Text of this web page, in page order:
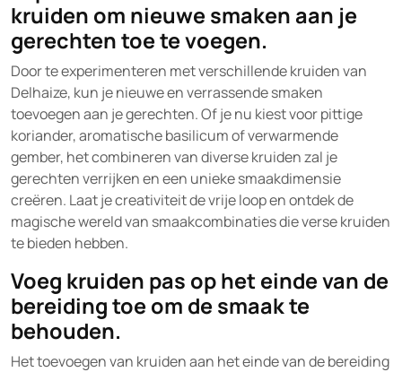
kruiden om nieuwe smaken aan je
gerechten toe te voegen.
Door te experimenteren met verschillende kruiden van
Delhaize, kun je nieuwe en verrassende smaken
toevoegen aan je gerechten. Of je nu kiest voor pittige
koriander, aromatische basilicum of verwarmende
gember, het combineren van diverse kruiden zal je
gerechten verrijken en een unieke smaakdimensie
creëren. Laat je creativiteit de vrije loop en ontdek de
magische wereld van smaakcombinaties die verse kruiden
te bieden hebben.
Voeg kruiden pas op het einde van de
bereiding toe om de smaak te
behouden.
Het toevoegen van kruiden aan het einde van de bereiding